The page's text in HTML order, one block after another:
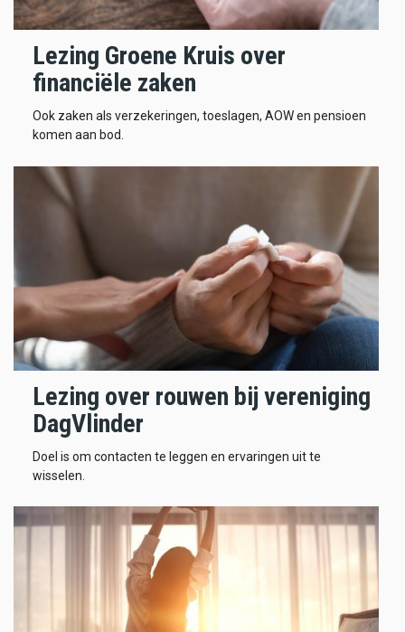
Lezing Groene Kruis over
financiële zaken
Ook zaken als verzekeringen, toeslagen, AOW en pensioen
komen aan bod.
Lezing over rouwen bij vereniging
DagVlinder
Doel is om contacten te leggen en ervaringen uit te
wisselen.